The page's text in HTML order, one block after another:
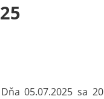
05.07.2025 sa 20